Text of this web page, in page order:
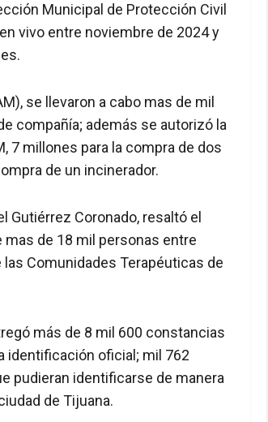
Municipal de Protección Civil
vivo entre noviembre de 2024 y
se llevaron a cabo mas de mil
compañía; además se autorizó la
7 millones para la compra de dos
de un incinerador.
Gutiérrez Coronado, resaltó el
de 18 mil personas entre
Comunidades Terapéuticas de
más de 8 mil 600 constancias
identificación oficial; mil 762
pudieran identificarse de manera
de Tijuana.